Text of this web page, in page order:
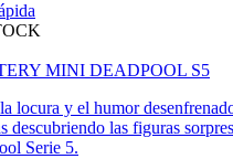
MINI DEADPOOL S5
locura y el humor
descubriendo las figuras
Serie 5.